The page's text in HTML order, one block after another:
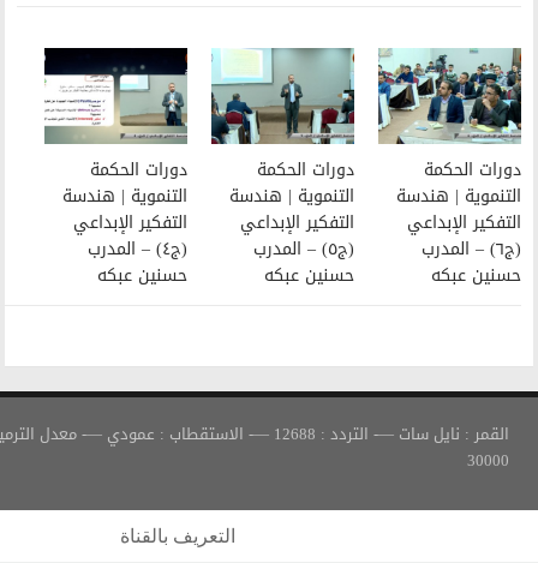
دورات الحكمة
التنموية | هندسة
التفكير الإبداعي
(ج٥) – المدرب
حسنين عبكه
دورات الحكمة
التنموية | هندسة
التفكير الإبداعي
(ج٤) – المدرب
حسنين عبكه
القمر : نايل سات —- التردد : 12688 —- الاستقطاب : عمودي —- معدل الترميز :